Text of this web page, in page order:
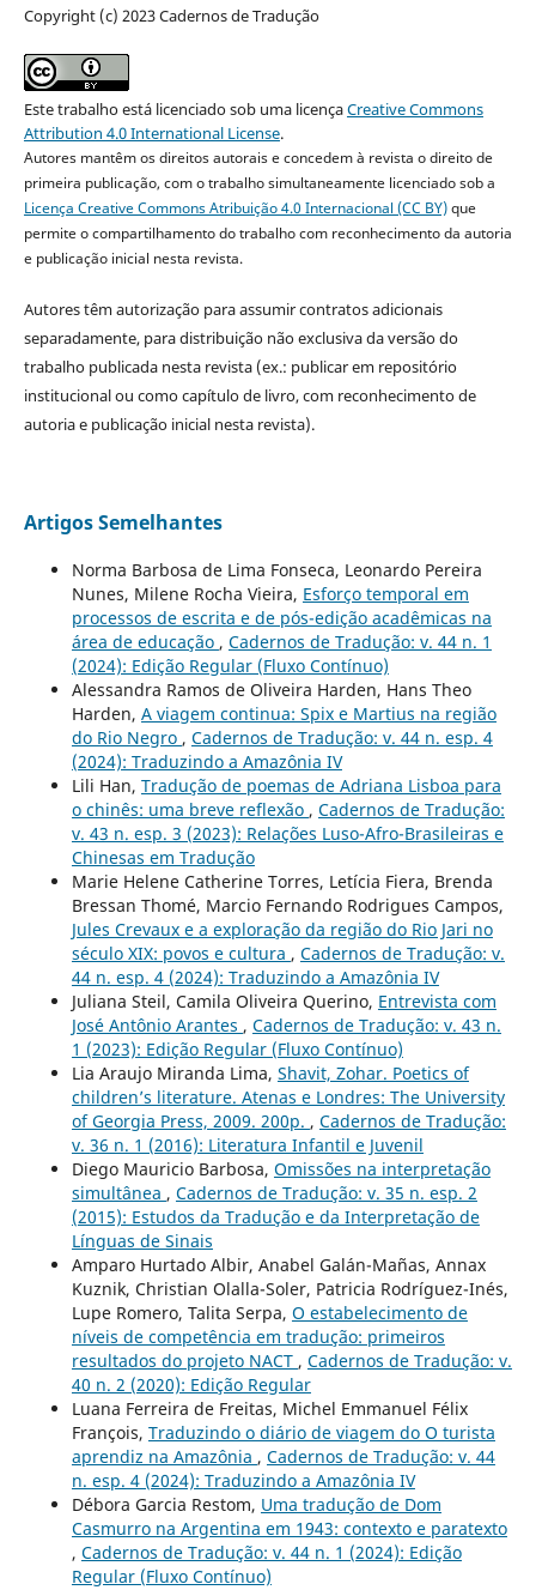
Copyright (c) 2023 Cadernos de Tradução
Este trabalho está licenciado sob uma licençaCreative Commons
Attribution 4.0 International License.
Autores mantêm os direitos autorais e concedem à revista o direito de
primeira publicação, com o trabalho simultaneamente licenciado sob a
Licença Creative Commons Atribuição 4.0 Internacional (CC BY)que
permite o compartilhamento do trabalho com reconhecimento da autoria
e publicação inicial nesta revista.
Autores têm autorização para assumir contratos adicionais
separadamente, para distribuição não exclusiva da versão do
trabalho publicada nesta revista (ex.: publicar em repositório
institucional ou como capítulo de livro, com reconhecimento de
autoria e publicação inicial nesta revista).
Artigos Semelhantes
Norma Barbosa de Lima Fonseca, Leonardo Pereira
Nunes, Milene Rocha Vieira, Esforço temporal em
processos de escrita e de pós-edição acadêmicas na
área de educação , Cadernos de Tradução: v. 44 n. 1
(2024): Edição Regular (Fluxo Contínuo)
Alessandra Ramos de Oliveira Harden, Hans Theo
Harden, A viagem continua: Spix e Martius na região
do Rio Negro , Cadernos de Tradução: v. 44 n. esp. 4
(2024): Traduzindo a Amazônia IV
Lili Han, Tradução de poemas de Adriana Lisboa para
o chinês: uma breve reflexão , Cadernos de Tradução:
v. 43 n. esp. 3 (2023): Relações Luso-Afro-Brasileiras e
Chinesas em Tradução
Marie Helene Catherine Torres, Letícia Fiera, Brenda
Bressan Thomé, Marcio Fernando Rodrigues Campos,
Jules Crevaux e a exploração da região do Rio Jari no
século XIX: povos e cultura , Cadernos de Tradução: v.
44 n. esp. 4 (2024): Traduzindo a Amazônia IV
Juliana Steil, Camila Oliveira Querino, Entrevista com
José Antônio Arantes , Cadernos de Tradução: v. 43 n.
1 (2023): Edição Regular (Fluxo Contínuo)
Lia Araujo Miranda Lima, Shavit, Zohar. Poetics of
children’s literature. Atenas e Londres: The University
of Georgia Press, 2009. 200p. , Cadernos de Tradução:
v. 36 n. 1 (2016): Literatura Infantil e Juvenil
Diego Mauricio Barbosa, Omissões na interpretação
simultânea , Cadernos de Tradução: v. 35 n. esp. 2
(2015): Estudos da Tradução e da Interpretação de
Línguas de Sinais
Amparo Hurtado Albir, Anabel Galán-Mañas, Annax
Kuznik, Christian Olalla-Soler, Patricia Rodríguez-Inés,
Lupe Romero, Talita Serpa, O estabelecimento de
níveis de competência em tradução: primeiros
resultados do projeto NACT , Cadernos de Tradução: v.
40 n. 2 (2020): Edição Regular
Luana Ferreira de Freitas, Michel Emmanuel Félix
François, Traduzindo o diário de viagem do O turista
aprendiz na Amazônia , Cadernos de Tradução: v. 44
n. esp. 4 (2024): Traduzindo a Amazônia IV
Débora Garcia Restom, Uma tradução de Dom
Casmurro na Argentina em 1943: contexto e paratexto
, Cadernos de Tradução: v. 44 n. 1 (2024): Edição
Regular (Fluxo Contínuo)